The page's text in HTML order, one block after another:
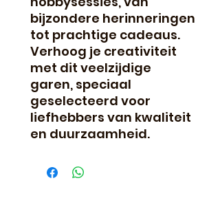
bijzondere herinneringen
tot prachtige cadeaus.
Verhoog je creativiteit
met dit veelzijdige
garen, speciaal
geselecteerd voor
liefhebbers van kwaliteit
en duurzaamheid.